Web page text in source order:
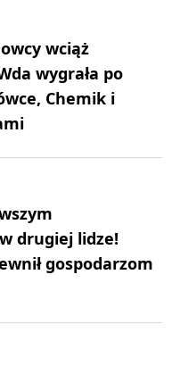
wciąż
wygrała po
Chemik i
drugiej lidze!
gospodarzom